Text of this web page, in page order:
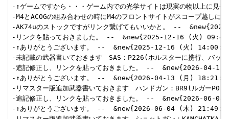
-↑ゲームですから・・・ゲーム内での光学サイトは現実の物以上に
-M4とACOGの組み合わせの時にM4のフロントサイトがスコープ
-AK74uのストックですがリンク繋げてもいいかと。 --
-リンクを貼っておきました。 --  &new{2025-12-16 (火)
-↑ありがとうございます。 --  &new{2025-12-16 (火)
-未記載の武器書いておきます　SAS：P226(ホルスターに携行、バ
-追記修正し、リンクを貼っておきました。 --  &new{2026-
-↑ありがとうございます。 --  &new{2026-04-13 (月)
-リマスター版追加武器書いておきます　ハンドガン：BR9(ルガ
-追記修正し、リンクを貼っておきました。 --  &new{2026-
-↑ありがとうございます。 --  &new{2026-06-04 (木)